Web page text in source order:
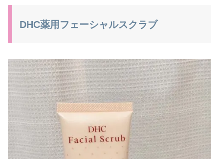
DHC薬用フェーシャルスクラブ